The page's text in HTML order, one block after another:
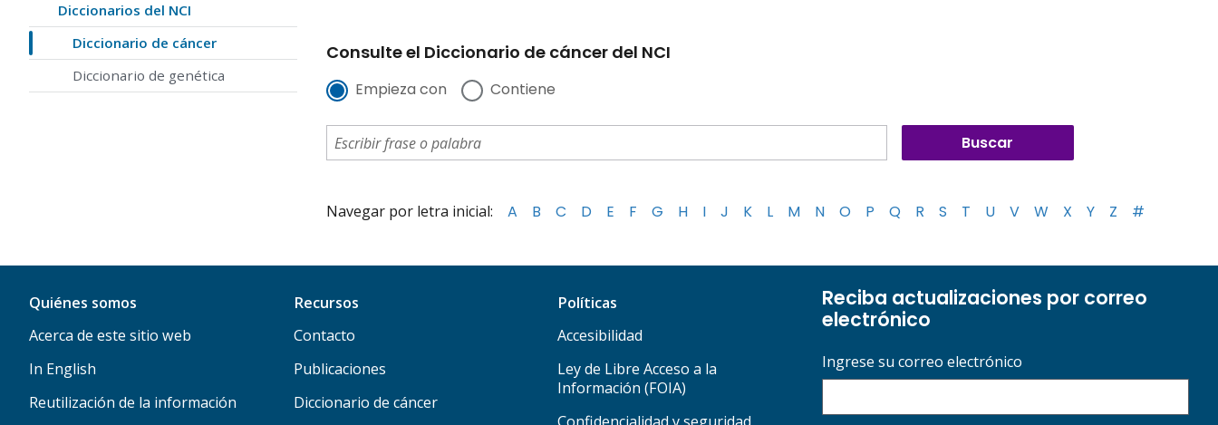
Diccionarios del NCI
Diccionario de cáncer
Diccionario de genética
Consulte el Diccionario de cáncer del NCI
Empieza con Contiene
Navegar por letra inicial: A B C D E F G H I J K L M N O P Q R S T U V W X Y Z #
Quiénes somos
Acerca de este sitio web
In English
Reutilización de la información
Recursos
Contacto
Publicaciones
Diccionario de cáncer
Políticas
Accesibilidad
Ley de Libre Acceso a la
Información (FOIA)
Reciba actualizaciones por correo
electrónico
Ingrese su correo electrónico